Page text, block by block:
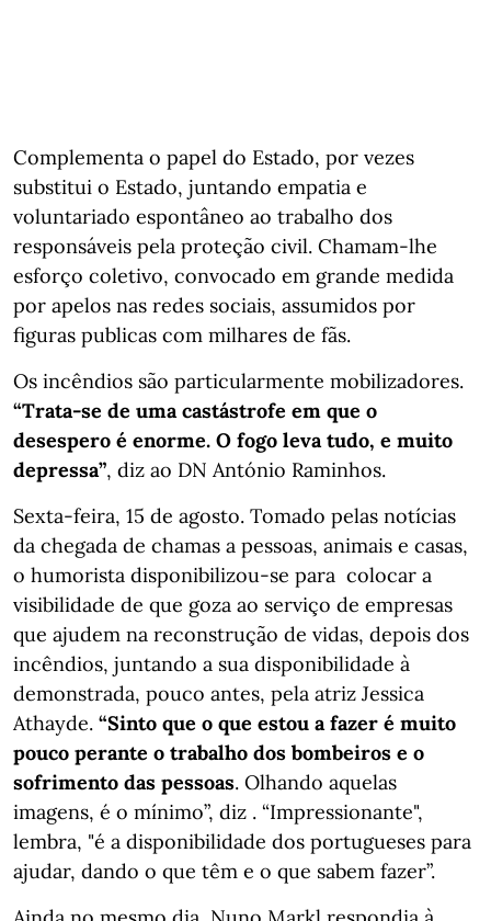
Complementa o papel do Estado, por vezes
substitui o Estado, juntando empatia e
voluntariado espontâneo ao trabalho dos
responsáveis pela proteção civil. Chamam-lhe
esforço coletivo, convocado em grande medida
por apelos nas redes sociais, assumidos por
figuras publicas com milhares de fãs.
Os incêndios são particularmente mobilizadores.
“Trata-se de uma castástrofe em que o
desespero é enorme. O fogo leva tudo, e muito
depressa”, diz ao DN António Raminhos.
Sexta-feira, 15 de agosto. Tomado pelas notícias
da chegada de chamas a pessoas, animais e casas,
o humorista disponibilizou-se para colocar a
visibilidade de que goza ao serviço de empresas
que ajudem na reconstrução de vidas, depois dos
incêndios, juntando a sua disponibilidade à
demonstrada, pouco antes, pela atriz Jessica
Athayde. “Sinto que o que estou a fazer é muito
pouco perante o trabalho dos bombeiros e o
sofrimento das pessoas. Olhando aquelas
imagens, é o mínimo”, diz . “Impressionante",
lembra, "é a disponibilidade dos portugueses para
ajudar, dando o que têm e o que sabem fazer”.